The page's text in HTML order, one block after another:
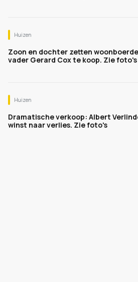
Huizen
Zoon en dochter zetten
vader Gerard Cox te koop. Zie foto's
Huizen
Dramatische verkoop: Albert
winst naar verlies. Zie foto's